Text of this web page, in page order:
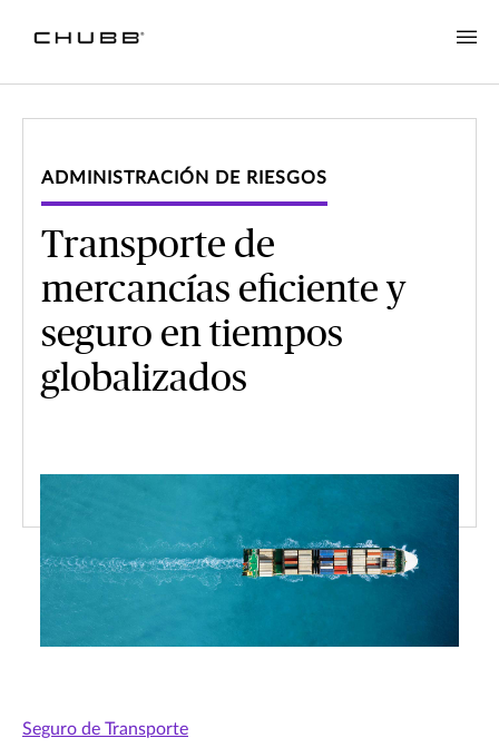
ADMINISTRACIÓN DE RIESGOS
Transporte de
mercancías eficiente y
seguro en tiempos
globalizados
Seguro de Transporte